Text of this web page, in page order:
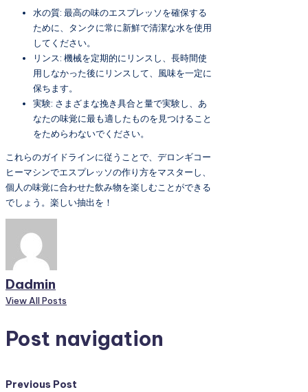
水の質: 最高の味のエスプレッソを確保する
ために、タンクに常に新鮮で清潔な水を使用
してください。
リンス: 機械を定期的にリンスし、長時間使
用しなかった後にリンスして、風味を一定に
保ちます。
実験: さまざまな挽き具合と量で実験し、あ
なたの味覚に最も適したものを見つけること
をためらわないでください。
これらのガイドラインに従うことで、デロンギコー
ヒーマシンでエスプレッソの作り方をマスターし、
個人の味覚に合わせた飲み物を楽しむことができる
でしょう。楽しい抽出を！
Dadmin
View All Posts
Post navigation
Previous Post